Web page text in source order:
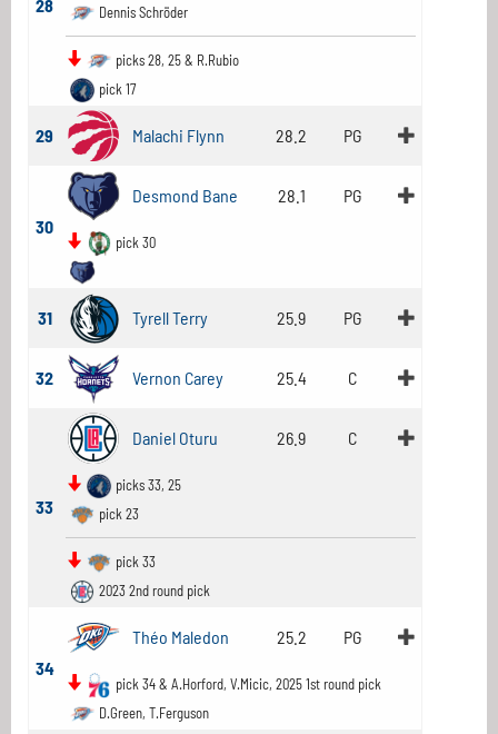
28 Dennis Schröder
picks 28, 25 & R.Rubio
pick 17
29 Malachi Flynn 28.2 PG
30
Desmond Bane 28.1 PG
pick 30
31 Tyrell Terry 25.9 PG
32 Vernon Carey 25.4 C
33
Daniel Oturu 26.9 C
picks 33, 25
pick 23
pick 33
2023 2nd round pick
34
Théo Maledon 25.2 PG
pick 34 & A.Horford, V.Micic, 2025 1st round pick
D.Green, T.Ferguson